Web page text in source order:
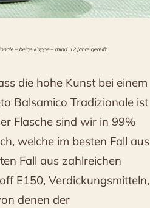
– beige Kappe – mind. 12 Jahre gereift
die hohe Kunst bei einem
Balsamico Tradizionale ist
Flasche sind wir in 99%
welche im besten Fall aus
Fall aus zahlreichen
E150, Verdickungsmitteln,
denen der